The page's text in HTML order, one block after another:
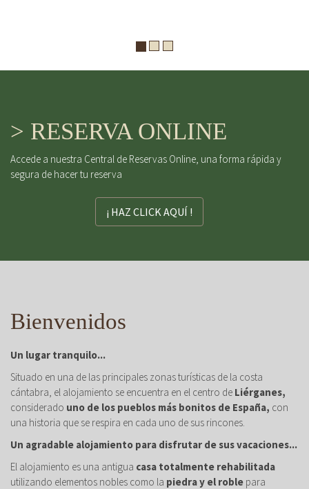
> RESERVA ONLINE
Accede a nuestra Central de Reservas Online, una forma rápida y
segura de hacer tu reserva
¡ HAZ CLICK AQUÍ !
Bienvenidos
Un lugar tranquilo...
Situado en una de las principales zonas turísticas de la costa
cántabra, el alojamiento se encuentra en el centro de Liérganes,
considerado uno de los pueblos más bonitos de España, con
una historia que se respira en cada uno de sus rincones.
Un agradable alojamiento para disfrutar de sus vacaciones...
El alojamiento es una antigua casa totalmente rehabilitada
utilizando elementos nobles como la piedra y el roble para